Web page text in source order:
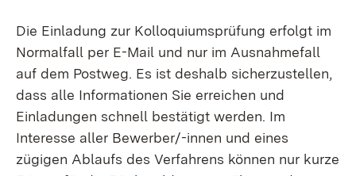
Die Einladung zur Kolloquiumsprüfung erfolgt im
Normalfall per E-Mail und nur im Ausnahmefall
auf dem Postweg. Es ist deshalb sicherzustellen,
dass alle Informationen Sie erreichen und
Einladungen schnell bestätigt werden. Im
Interesse aller Bewerber/-innen und eines
zügigen Ablaufs des Verfahrens können nur kurze